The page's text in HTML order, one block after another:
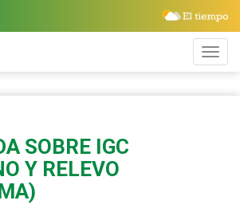
SOBRE IGC
Y RELEVO